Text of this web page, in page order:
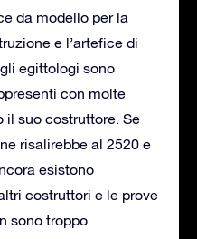
da modello per la
e l’artefice di
egittologi sono
con molte
il suo costruttore. Se
risalirebbe al 2520 e
esistono
costruttori e le prove
sono troppo